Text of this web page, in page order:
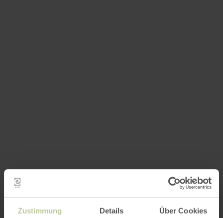
Zustimmung Details Über Cookies